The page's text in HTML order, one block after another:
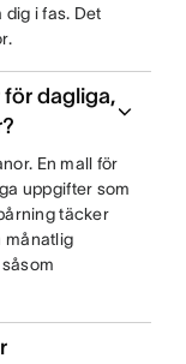
i fas. Det
för dagliga,
En mall för
uppgifter som
täcker
månatlig